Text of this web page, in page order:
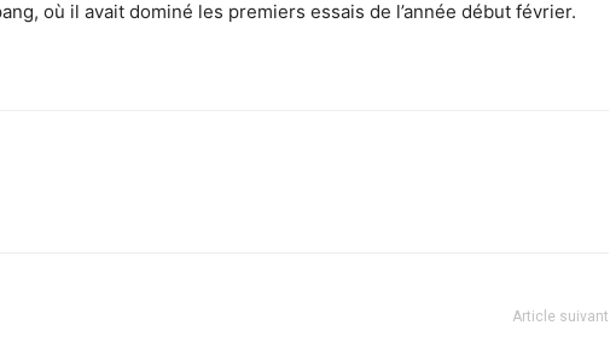
où il avait dominé les premiers essais de l’année début février.
Article suivant